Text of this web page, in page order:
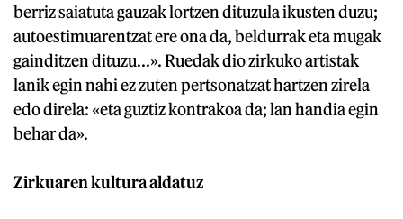
berriz saiatuta gauzak lortzen dituzula ikusten duzu;
autoestimuarentzat ere ona da, beldurrak eta mugak
gainditzen dituzu...». Ruedak dio zirkuko artistak
lanik egin nahi ez zuten pertsonatzat hartzen zirela
edo direla: «eta guztiz kontrakoa da; lan handia egin
behar da».
Zirkuaren kultura aldatuz